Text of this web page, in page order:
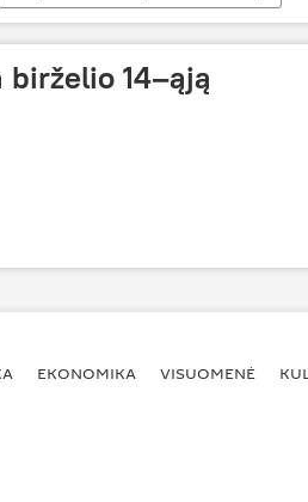
14–ąją
EKONOMIKA VISUOMENĖ